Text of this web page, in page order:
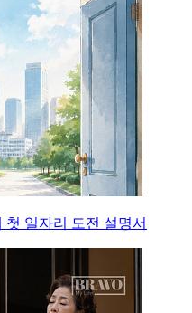
첫 일자리 도전 설명서